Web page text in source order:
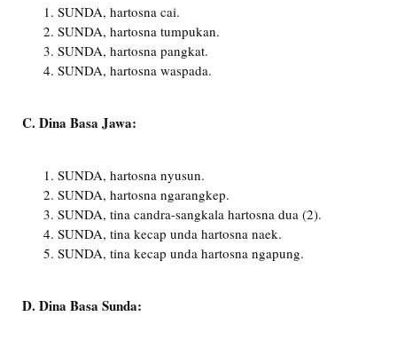
SUNDA, hartosna cai.
SUNDA, hartosna tumpukan.
SUNDA, hartosna pangkat.
SUNDA, hartosna waspada.
C. Dina Basa Jawa:
SUNDA, hartosna nyusun.
SUNDA, hartosna ngarangkep.
SUNDA, tina candra-sangkala hartosna dua (2).
SUNDA, tina kecap unda hartosna naek.
SUNDA, tina kecap unda hartosna ngapung.
D. Dina Basa Sunda: